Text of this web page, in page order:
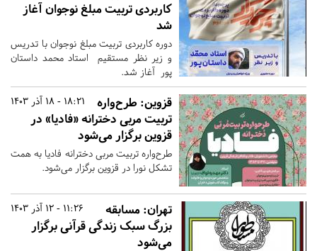
کاربردی تربیت مبلغ نوجوان آغاز
شد
دوره کاربردی تربیت مبلغ نوجوان با تدریس
و زیر نظر مستقیم استاد محمد داستان
پور آغاز شد.
18:21 - 18 آذر 1403 قزوین: طرح‌واره
تربیت مربی دخترانه «فادیا» در
قزوین برگزار می‌شود
طرح‌واره تربیت مربی دخترانه فادیا به همت
تشکل نورا در قزوین برگزار می‌شود.
11:26 - 12 آذر 1403 تهران: مسابقه
بزرگ سبک زندگی قرآنی برگزار
می‌شود